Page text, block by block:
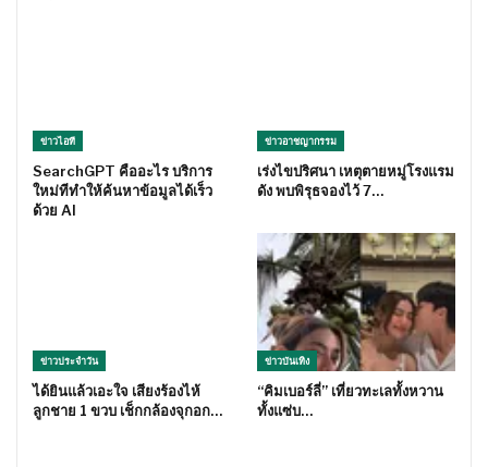
ข่าวไอที
SearchGPT คืออะไร บริการ
ใหม่ทีทำให้ค้นหาข้อมูลได้เร็ว
ด้วย AI
ข่าวอาชญากรรม
เร่งไขปริศนา เหตุตายหมู่โรงแรม
ดัง พบพิรุธจองไว้ 7…
ข่าวประจำวัน
ได้ยินแล้วเอะใจ เสียงร้องไห้
ลูกชาย 1 ขวบ เช็กกล้องจุกอก…
ข่าวบันเทิง
“คิมเบอร์ลี่” เที่ยวทะเลทั้งหวาน
ทั้งแซ่บ…